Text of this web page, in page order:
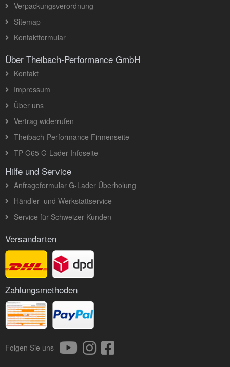
Verpackungsverordnung
Sitemap
Kontaktformular
Über Theibach-Performance GmbH
Kontakt
Impressum
Über uns
Vertrag widerrufen
Theibach-Performance Firmenseite
TP G65 G-Lader Infoseite
Hilfe und Service
Anfrageformular G-Lader Überholung
Händler- und Werkstattservice
Service für Schweizer Kunden
Versandarten
Zahlungsmethoden
Folgen Sie uns